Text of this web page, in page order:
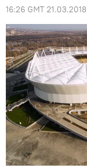
16:26 GMT 21.03.2018